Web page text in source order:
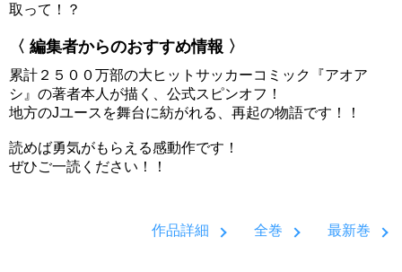
取って！？
〈 編集者からのおすすめ情報 〉
累計２５００万部の大ヒットサッカーコミック『アオア
シ』の著者本人が描く、公式スピンオフ！
地方のJユースを舞台に紡がれる、再起の物語です！！
読めば勇気がもらえる感動作です！
ぜひご一読ください！！
作品詳細 全巻 最新巻